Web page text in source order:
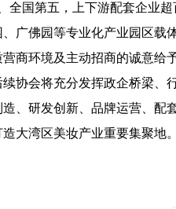
全国第五，上下游配套企业
广佛园等专业化产业园区载
商环境及主动招商的诚意给
协会将充分发挥政企桥梁、
、研发创新、品牌运营、配
大湾区美妆产业重要集聚地。